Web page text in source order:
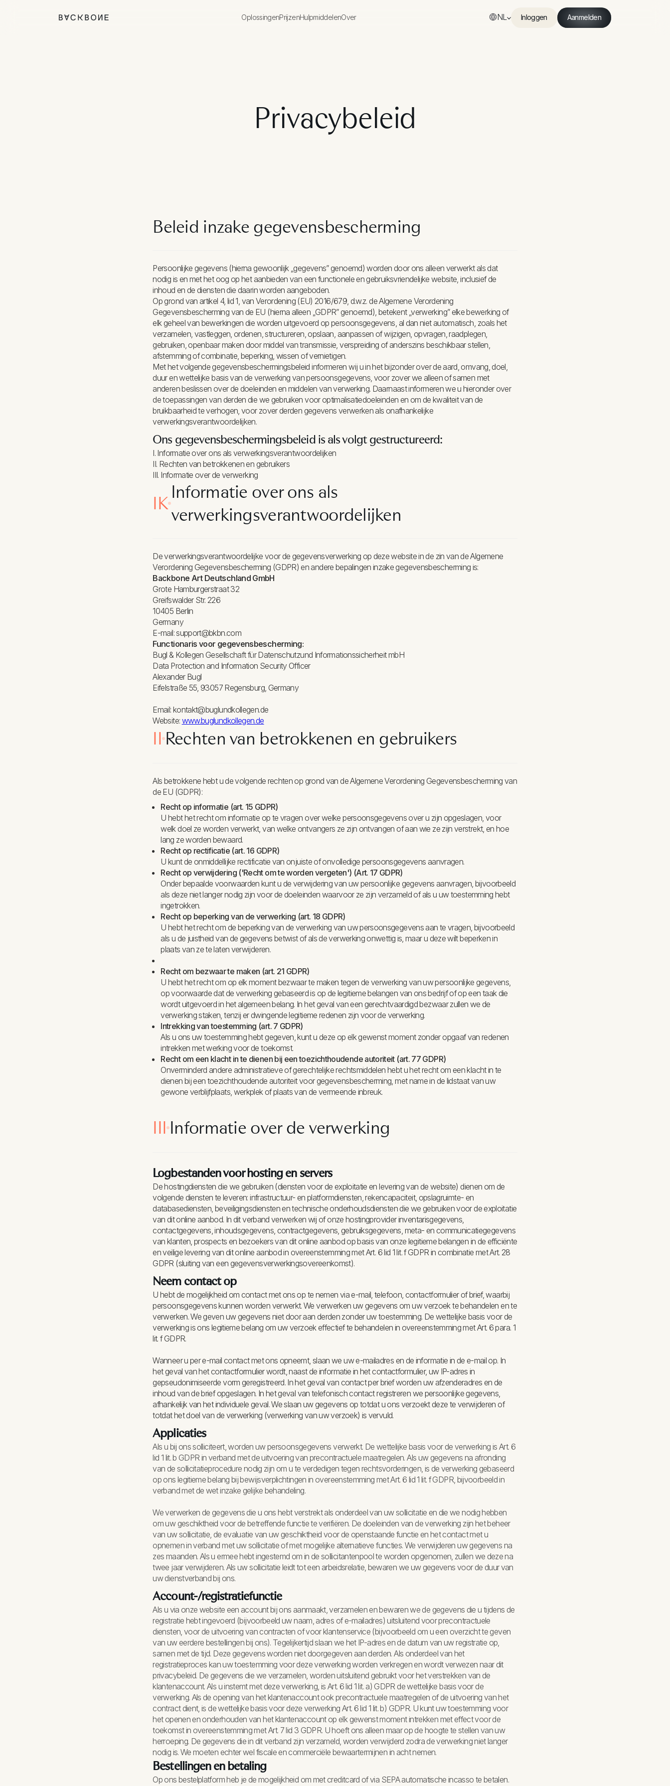
OplossingenPrijzenHulpmiddelenOver NL
Inloggen
Aanmelden
Aanmelden
Privacybeleid
Beleid inzake gegevensbescherming
Persoonlijke gegevens (hierna gewoonlijk „gegevens” genoemd) worden door ons alleen verwerkt als dat
nodig is en met het oog op het aanbieden van een functionele en gebruiksvriendelijke website, inclusief de
inhoud en de diensten die daarin worden aangeboden.
Op grond van artikel 4, lid 1, van Verordening (EU) 2016/679, d.w.z. de Algemene Verordening
Gegevensbescherming van de EU (hierna alleen „GDPR” genoemd), betekent „verwerking” elke bewerking of
elk geheel van bewerkingen die worden uitgevoerd op persoonsgegevens, al dan niet automatisch, zoals het
verzamelen, vastleggen, ordenen, structureren, opslaan, aanpassen of wijzigen, opvragen, raadplegen,
gebruiken, openbaar maken door middel van transmissie, verspreiding of anderszins beschikbaar stellen,
afstemming of combinatie, beperking, wissen of vernietigen.
Met het volgende gegevensbeschermingsbeleid informeren wij u in het bijzonder over de aard, omvang, doel,
duur en wettelijke basis van de verwerking van persoonsgegevens, voor zover we alleen of samen met
anderen beslissen over de doeleinden en middelen van verwerking. Daarnaast informeren we u hieronder over
de toepassingen van derden die we gebruiken voor optimalisatiedoeleinden en om de kwaliteit van de
bruikbaarheid te verhogen, voor zover derden gegevens verwerken als onafhankelijke
verwerkingsverantwoordelijken.
Ons gegevensbeschermingsbeleid is als volgt gestructureerd:
I. Informatie over ons als verwerkingsverantwoordelijken
II. Rechten van betrokkenen en gebruikers
III. Informatie over de verwerking
IK
Informatie over ons als
verwerkingsverantwoordelijken
De verwerkingsverantwoordelijke voor de gegevensverwerking op deze website in de zin van de Algemene
Verordening Gegevensbescherming (GDPR) en andere bepalingen inzake gegevensbescherming is:
Backbone Art Deutschland GmbH
Grote Hamburgerstraat 32
Greifswalder Str. 226
10405 Berlin
Germany
E-mail: support@bkbn.com
Functionaris voor gegevensbescherming:
Bugl & Kollegen Gesellschaft für Datenschutzund Informationssicherheit mbH
Data Protection and Information Security Officer
Alexander Bugl
Eifelstraße 55, 93057 Regensburg, Germany
Email: kontakt@buglundkollegen.de
Website: www.buglundkollegen.de
IIRechten van betrokkenen en gebruikers
Als betrokkene hebt u de volgende rechten op grond van de Algemene Verordening Gegevensbescherming van
de EU (GDPR):
Recht op informatie (art. 15 GDPR)
U hebt het recht om informatie op te vragen over welke persoonsgegevens over u zijn opgeslagen, voor
welk doel ze worden verwerkt, van welke ontvangers ze zijn ontvangen of aan wie ze zijn verstrekt, en hoe
lang ze worden bewaard.
Recht op rectificatie (art. 16 GDPR)
U kunt de onmiddellijke rectificatie van onjuiste of onvolledige persoonsgegevens aanvragen.
Recht op verwijdering ('Recht om te worden vergeten') (Art. 17 GDPR)
Onder bepaalde voorwaarden kunt u de verwijdering van uw persoonlijke gegevens aanvragen, bijvoorbeeld
als deze niet langer nodig zijn voor de doeleinden waarvoor ze zijn verzameld of als u uw toestemming hebt
ingetrokken.
Recht op beperking van de verwerking (art. 18 GDPR)
U hebt het recht om de beperking van de verwerking van uw persoonsgegevens aan te vragen, bijvoorbeeld
als u de juistheid van de gegevens betwist of als de verwerking onwettig is, maar u deze wilt beperken in
plaats van ze te laten verwijderen.
Recht om bezwaar te maken (art. 21 GDPR)
U hebt het recht om op elk moment bezwaar te maken tegen de verwerking van uw persoonlijke gegevens,
op voorwaarde dat de verwerking gebaseerd is op de legitieme belangen van ons bedrijf of op een taak die
wordt uitgevoerd in het algemeen belang. In het geval van een gerechtvaardigd bezwaar zullen we de
verwerking staken, tenzij er dwingende legitieme redenen zijn voor de verwerking.
Intrekking van toestemming (art. 7 GDPR)
Als u ons uw toestemming hebt gegeven, kunt u deze op elk gewenst moment zonder opgaaf van redenen
intrekken met werking voor de toekomst.
Recht om een klacht in te dienen bij een toezichthoudende autoriteit (art. 77 GDPR)
Onverminderd andere administratieve of gerechtelijke rechtsmiddelen hebt u het recht om een klacht in te
dienen bij een toezichthoudende autoriteit voor gegevensbescherming, met name in de lidstaat van uw
gewone verblijfplaats, werkplek of plaats van de vermeende inbreuk.
III Informatie over de verwerking
Logbestanden voor hosting en servers
De hostingdiensten die we gebruiken (diensten voor de exploitatie en levering van de website) dienen om de
volgende diensten te leveren: infrastructuur- en platformdiensten, rekencapaciteit, opslagruimte- en
databasediensten, beveiligingsdiensten en technische onderhoudsdiensten die we gebruiken voor de exploitatie
van dit online aanbod. In dit verband verwerken wij of onze hostingprovider inventarisgegevens,
contactgegevens, inhoudsgegevens, contractgegevens, gebruiksgegevens, meta- en communicatiegegevens
van klanten, prospects en bezoekers van dit online aanbod op basis van onze legitieme belangen in de efficiënte
en veilige levering van dit online aanbod in overeenstemming met Art. 6 lid 1 lit. f GDPR in combinatie met Art. 28
GDPR (sluiting van een gegevensverwerkingsovereenkomst).
Neem contact op
U hebt de mogelijkheid om contact met ons op te nemen via e-mail, telefoon, contactformulier of brief, waarbij
persoonsgegevens kunnen worden verwerkt. We verwerken uw gegevens om uw verzoek te behandelen en te
verwerken. We geven uw gegevens niet door aan derden zonder uw toestemming. De wettelijke basis voor de
verwerking is ons legitieme belang om uw verzoek effectief te behandelen in overeenstemming met Art. 6 para. 1
lit. f GDPR.
Wanneer u per e-mail contact met ons opneemt, slaan we uw e-mailadres en de informatie in de e-mail op. In
het geval van het contactformulier wordt, naast de informatie in het contactformulier, uw IP-adres in
gepseudonimiseerde vorm geregistreerd. In het geval van contact per brief worden uw afzenderadres en de
inhoud van de brief opgeslagen. In het geval van telefonisch contact registreren we persoonlijke gegevens,
afhankelijk van het individuele geval. We slaan uw gegevens op totdat u ons verzoekt deze te verwijderen of
totdat het doel van de verwerking (verwerking van uw verzoek) is vervuld.
Applicaties
Als u bij ons solliciteert, worden uw persoonsgegevens verwerkt. De wettelijke basis voor de verwerking is Art. 6
lid 1 lit. b GDPR in verband met de uitvoering van precontractuele maatregelen. Als uw gegevens na afronding
van de sollicitatieprocedure nodig zijn om u te verdedigen tegen rechtsvorderingen, is de verwerking gebaseerd
op ons legitieme belang bij bewijsverplichtingen in overeenstemming met Art. 6 lid 1 lit. f GDPR, bijvoorbeeld in
verband met de wet inzake gelijke behandeling.
We verwerken de gegevens die u ons hebt verstrekt als onderdeel van uw sollicitatie en die we nodig hebben
om uw geschiktheid voor de betreffende functie te verifiëren. De doeleinden van de verwerking zijn het beheer
van uw sollicitatie, de evaluatie van uw geschiktheid voor de openstaande functie en het contact met u
opnemen in verband met uw sollicitatie of met mogelijke alternatieve functies. We verwijderen uw gegevens na
zes maanden. Als u ermee hebt ingestemd om in de sollicitantenpool te worden opgenomen, zullen we deze na
twee jaar verwijderen. Als uw sollicitatie leidt tot een arbeidsrelatie, bewaren we uw gegevens voor de duur van
uw dienstverband bij ons.
Account-/registratiefunctie
Als u via onze website een account bij ons aanmaakt, verzamelen en bewaren we de gegevens die u tijdens de
registratie hebt ingevoerd (bijvoorbeeld uw naam, adres of e-mailadres) uitsluitend voor precontractuele
diensten, voor de uitvoering van contracten of voor klantenservice (bijvoorbeeld om u een overzicht te geven
van uw eerdere bestellingen bij ons). Tegelijkertijd slaan we het IP-adres en de datum van uw registratie op,
samen met de tijd. Deze gegevens worden niet doorgegeven aan derden. Als onderdeel van het
registratieproces kan uw toestemming voor deze verwerking worden verkregen en wordt verwezen naar dit
privacybeleid. De gegevens die we verzamelen, worden uitsluitend gebruikt voor het verstrekken van de
klantenaccount. Als u instemt met deze verwerking, is Art. 6 lid 1 lit. a) GDPR de wettelijke basis voor de
verwerking. Als de opening van het klantenaccount ook precontractuele maatregelen of de uitvoering van het
contract dient, is de wettelijke basis voor deze verwerking Art. 6 lid 1 lit. b) GDPR. U kunt uw toestemming voor
het openen en onderhouden van het klantenaccount op elk gewenst moment intrekken met effect voor de
toekomst in overeenstemming met Art. 7 lid 3 GDPR. U hoeft ons alleen maar op de hoogte te stellen van uw
herroeping. De gegevens die in dit verband zijn verzameld, worden verwijderd zodra de verwerking niet langer
nodig is. We moeten echter wel fiscale en commerciële bewaartermijnen in acht nemen.
Bestellingen en betaling
Op ons bestelplatform heb je de mogelijkheid om met creditcard of via SEPA automatische incasso te betalen.